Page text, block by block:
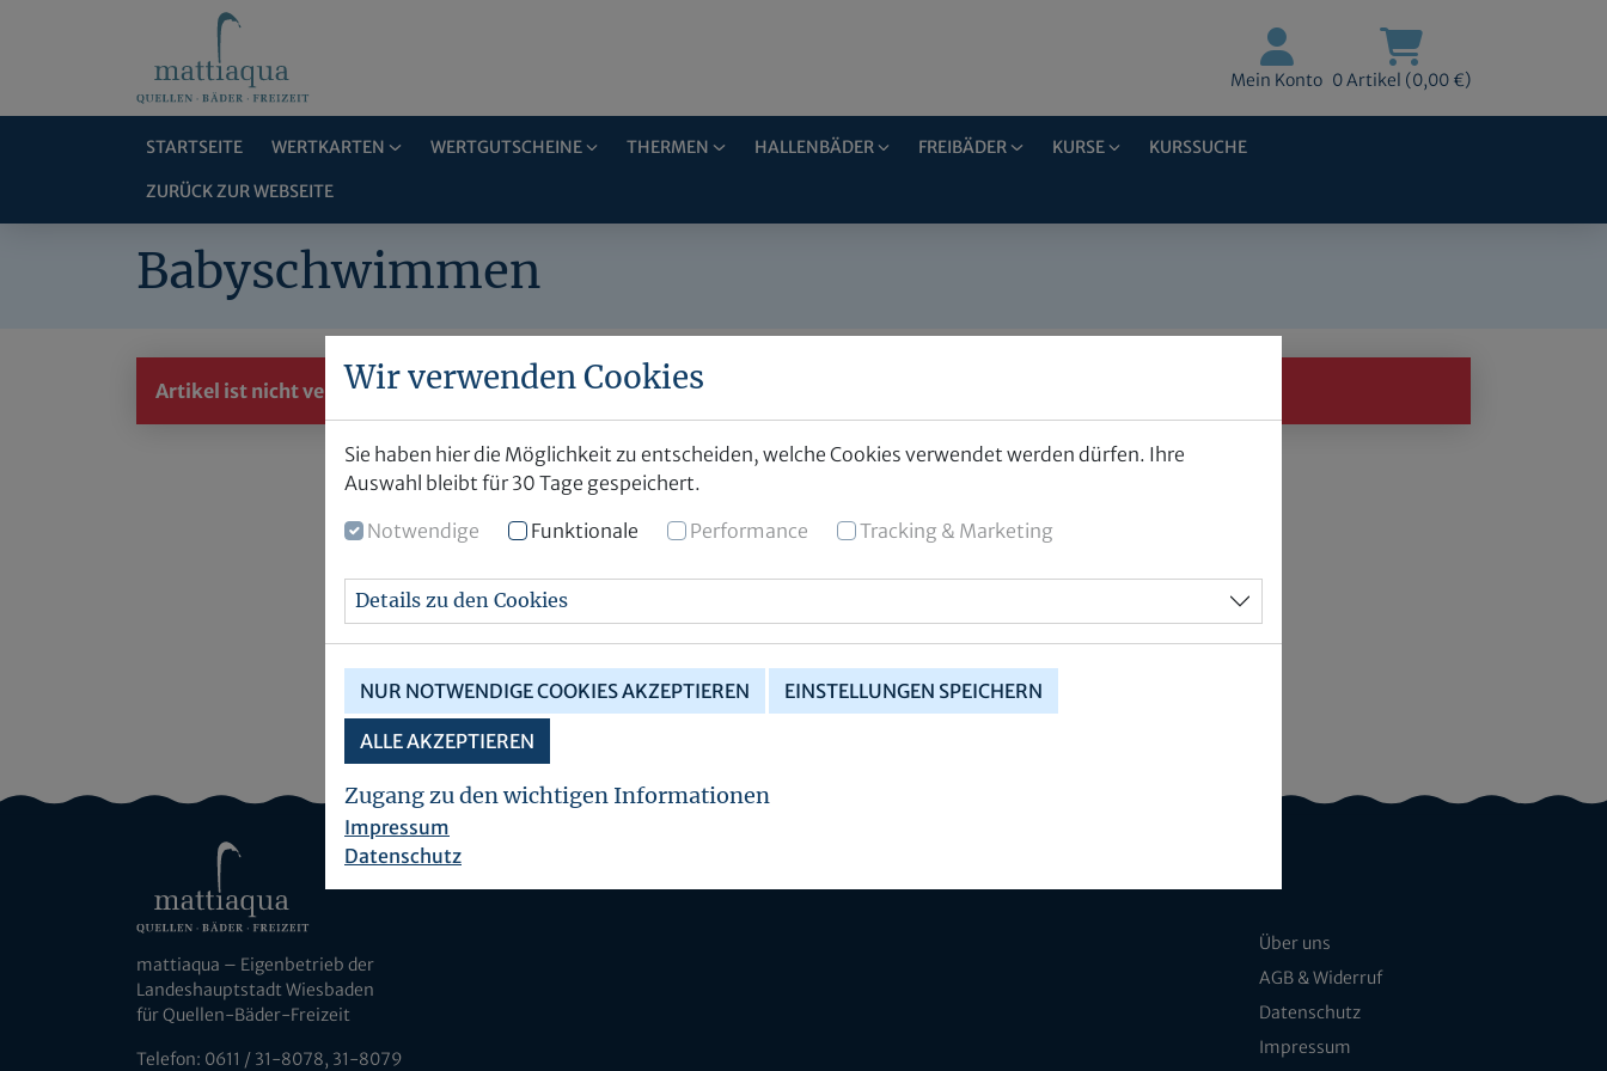
Mein Konto 0 Artikel (0,00 €)
STARTSEITE WERTKARTEN WERTGUTSCHEINE THERMEN HALLENBÄDER FREIBÄDER KURSE KURSSUCHE
ZURÜCK ZUR WEBSEITE
Babyschwimmen
Artikel ist nicht verfügbar.
mattiaqua – Eigenbetrieb der
Landeshauptstadt Wiesbaden
für Quellen-Bäder-Freizeit
Telefon: 0611 / 31-8078, 31-8079
Über uns
AGB & Widerruf
Datenschutz
Impressum
Wir verwenden Cookies
Sie haben hier die Möglichkeit zu entscheiden, welche Cookies verwendet werden dürfen. Ihre
Auswahl bleibt für 30 Tage gespeichert.
Notwendige
Funktionale Performance Tracking & Marketing
Details zu den Cookies
NUR NOTWENDIGE COOKIES AKZEPTIEREN EINSTELLUNGEN SPEICHERN
ALLE AKZEPTIEREN
Zugang zu den wichtigen Informationen
Impressum
Datenschutz